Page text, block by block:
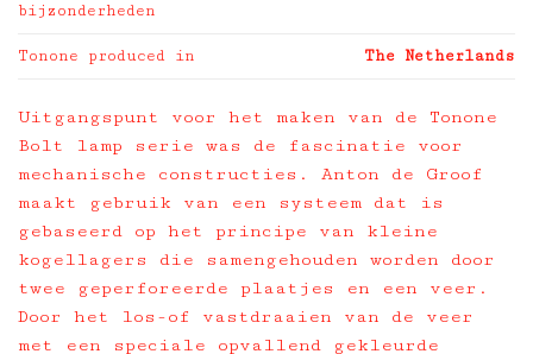
bijzonderheden
Tonone produced in The Netherlands
Uitgangspunt voor het maken van de Tonone
Bolt lamp serie was de fascinatie voor
mechanische constructies. Anton de Groof
maakt gebruik van een systeem dat is
gebaseerd op het principe van kleine
kogellagers die samengehouden worden door
twee geperforeerde plaatjes en een veer.
Door het los-of vastdraaien van de veer
met een speciale opvallend gekleurde